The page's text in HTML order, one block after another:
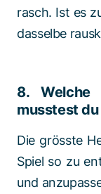
rasch. Ist es
dasselbe
8. Welche
musstest
Die grösste
Spiel so zu
und